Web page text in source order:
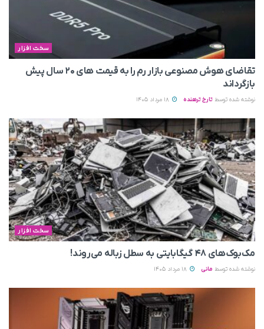
سخت افزار
تقاضای هوش مصنوعی بازار رم را به قیمت های ۲۰ سال پیش
بازگرداند
نوشته شده توسط تارخ ترهنده
سخت افزار
مک‌بوک‌های ۴۸ گیگابایتی به سطل زباله می‌روند!
نوشته شده توسط مانی